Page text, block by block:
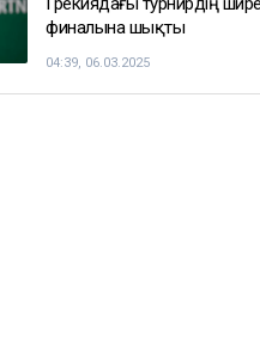
финалына шықты
04:39, 06.03.2025